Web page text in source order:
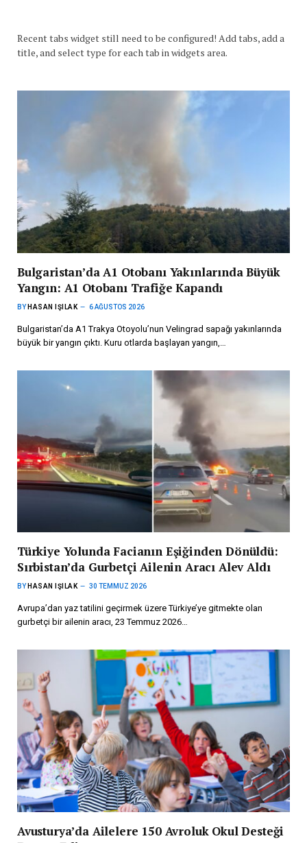
Recent tabs widget still need to be configured! Add tabs, add a
title, and select type for each tab in widgets area.
Bulgaristan’da A1 Otobanı Yakınlarında Büyük
Yangın: A1 Otobanı Trafiğe Kapandı
BY HASAN IŞILAK 6 AĞUSTOS 2026
Bulgaristan’da A1 Trakya Otoyolu’nun Velingrad sapağı yakınlarında
büyük bir yangın çıktı. Kuru otlarda başlayan yangın,…
Türkiye Yolunda Facianın Eşiğinden Dönüldü:
Sırbistan’da Gurbetçi Ailenin Aracı Alev Aldı
BY HASAN IŞILAK 30 TEMMUZ 2026
Avrupa’dan yaz tatilini geçirmek üzere Türkiye’ye gitmekte olan
gurbetçi bir ailenin aracı, 23 Temmuz 2026…
Avusturya’da Ailelere 150 Avroluk Okul Desteği